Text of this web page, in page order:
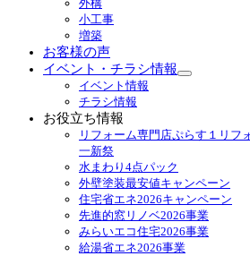
開
外構
小工事
増築
お客様の声
イベント・チラシ情報
サ
ニ
ュ
を
展
開
イベント情報
チラシ情報
お役立ち情報
リフォーム専門店ぷらす１リフ
一新祭
水まわり4点パック
外壁塗装最安値キャンペーン
住宅省エネ2026キャンペーン
先進的窓リノベ2026事業
みらいエコ住宅2026事業
給湯省エネ2026事業